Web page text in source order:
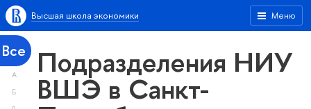
Меню
Высшая школа экономики
Все
А
Б
Подразделения НИУ
ВШЭ в Санкт-